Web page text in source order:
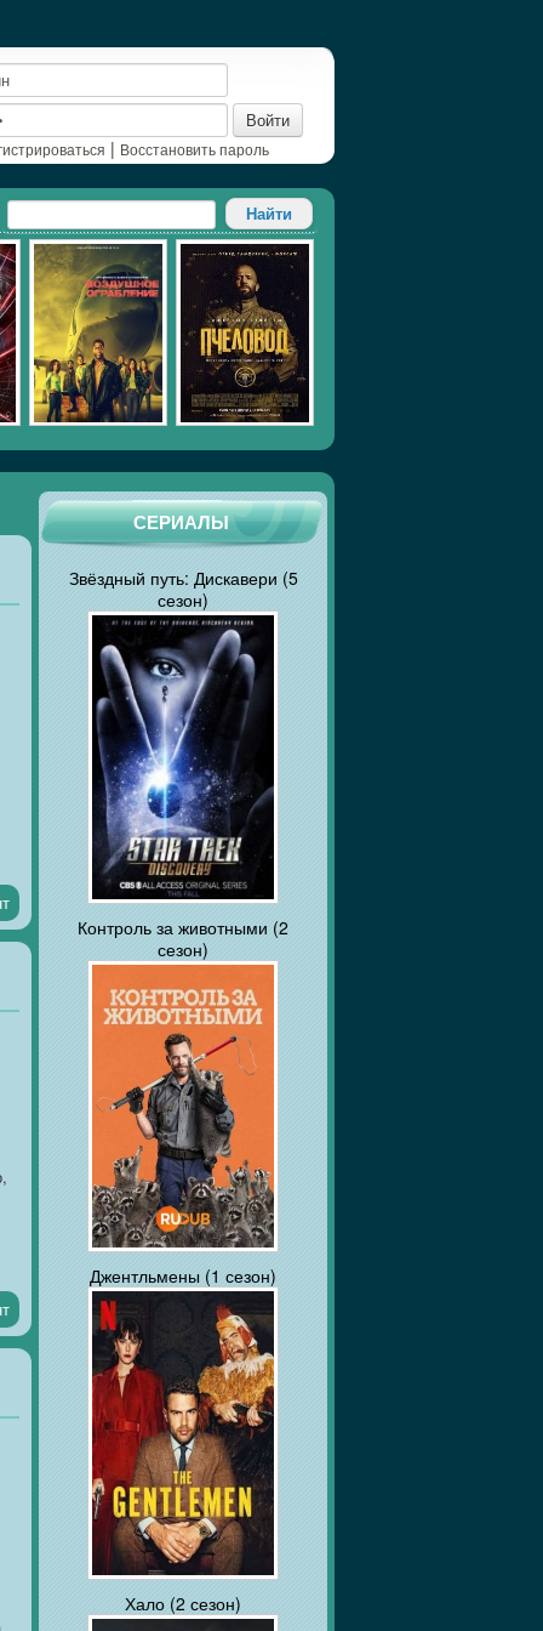
Войти
| Восстановить пароль
СЕРИАЛЫ
Звёздный путь: Дискавери (5
сезон)
Контроль за животными (2
сезон)
Джентльмены (1 сезон)
Хало (2 сезон)